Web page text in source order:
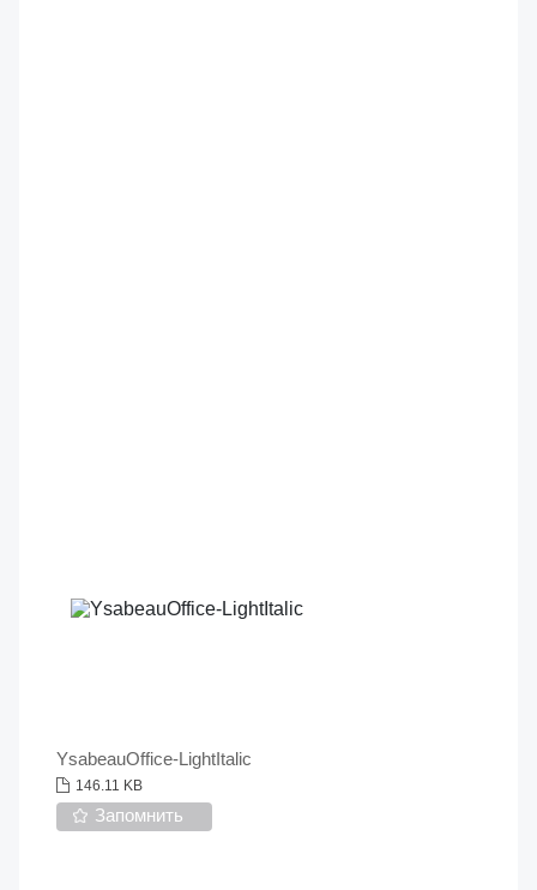
YsabeauOffice-LightItalic
146.11 KB
Запомнить